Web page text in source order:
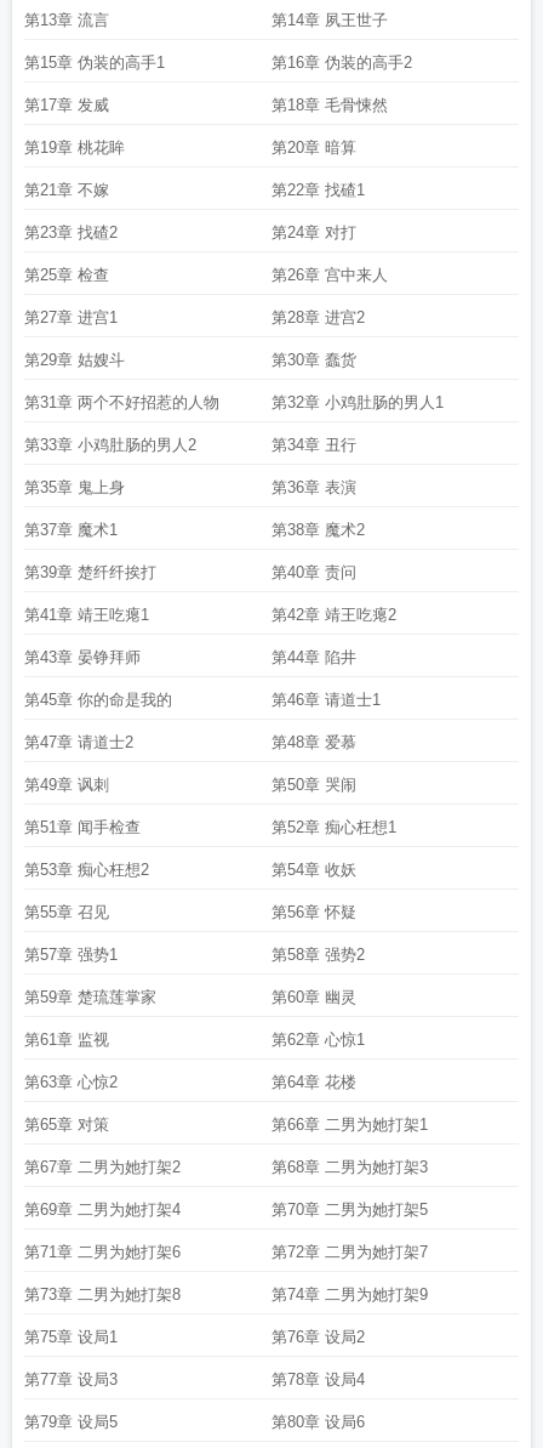
第13章 流言 第14章 夙王世子
第15章 伪装的高手1 第16章 伪装的高手2
第17章 发威 第18章 毛骨悚然
第19章 桃花眸 第20章 暗算
第21章 不嫁 第22章 找碴1
第23章 找碴2 第24章 对打
第25章 检查 第26章 宫中来人
第27章 进宫1 第28章 进宫2
第29章 姑嫂斗 第30章 蠢货
第31章 两个不好招惹的人物 第32章 小鸡肚肠的男人1
第33章 小鸡肚肠的男人2 第34章 丑行
第35章 鬼上身 第36章 表演
第37章 魔术1 第38章 魔术2
第39章 楚纤纤挨打 第40章 责问
第41章 靖王吃瘪1 第42章 靖王吃瘪2
第43章 晏铮拜师 第44章 陷井
第45章 你的命是我的 第46章 请道士1
第47章 请道士2 第48章 爱慕
第49章 讽刺 第50章 哭闹
第51章 闻手检查 第52章 痴心枉想1
第53章 痴心枉想2 第54章 收妖
第55章 召见 第56章 怀疑
第57章 强势1 第58章 强势2
第59章 楚琉莲掌家 第60章 幽灵
第61章 监视 第62章 心惊1
第63章 心惊2 第64章 花楼
第65章 对策 第66章 二男为她打架1
第67章 二男为她打架2 第68章 二男为她打架3
第69章 二男为她打架4 第70章 二男为她打架5
第71章 二男为她打架6 第72章 二男为她打架7
第73章 二男为她打架8 第74章 二男为她打架9
第75章 设局1 第76章 设局2
第77章 设局3 第78章 设局4
第79章 设局5 第80章 设局6